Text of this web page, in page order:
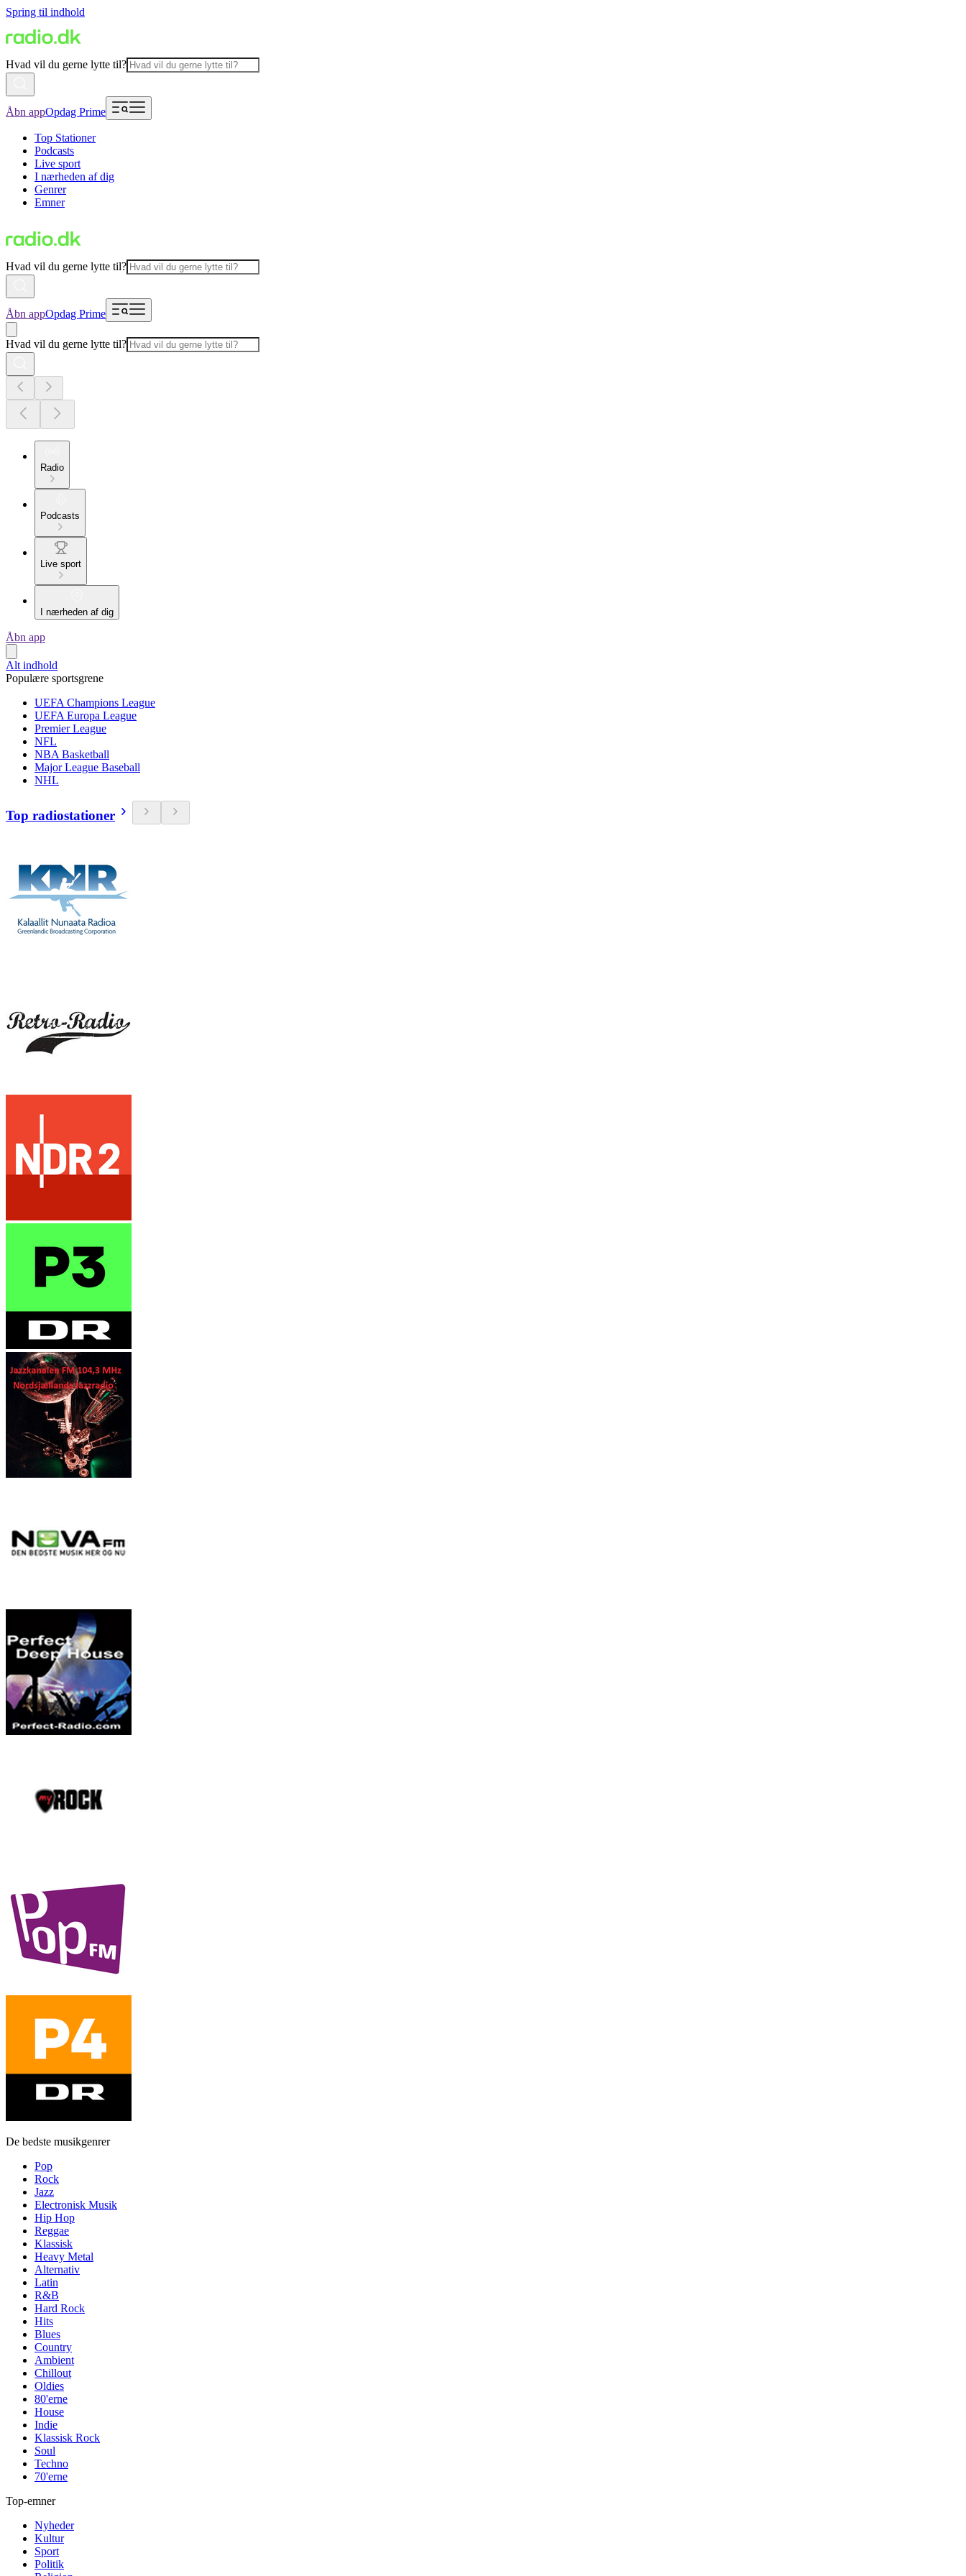
Spring til indhold
Hvad vil du gerne lytte til?
Åbn appOpdag Prime
Top Stationer
Podcasts
Live sport
I nærheden af dig
Genrer
Emner
Hvad vil du gerne lytte til?
Åbn appOpdag Prime
Hvad vil du gerne lytte til?
Radio
Podcasts
Live sport
I nærheden af dig
Åbn app
Alt indhold
Populære sportsgrene
UEFA Champions League
UEFA Europa League
Premier League
NFL
NBA Basketball
Major League Baseball
NHL
Top radiostationer
De bedste musikgenrer
Pop
Rock
Jazz
Electronisk Musik
Hip Hop
Reggae
Klassisk
Heavy Metal
Alternativ
Latin
R&B
Hard Rock
Hits
Blues
Country
Ambient
Chillout
Oldies
80'erne
House
Indie
Klassisk Rock
Soul
Techno
70'erne
Top-emner
Nyheder
Kultur
Sport
Politik